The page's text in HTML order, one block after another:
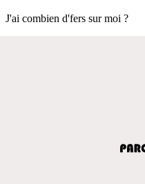
J'ai combien d'fers sur moi ?